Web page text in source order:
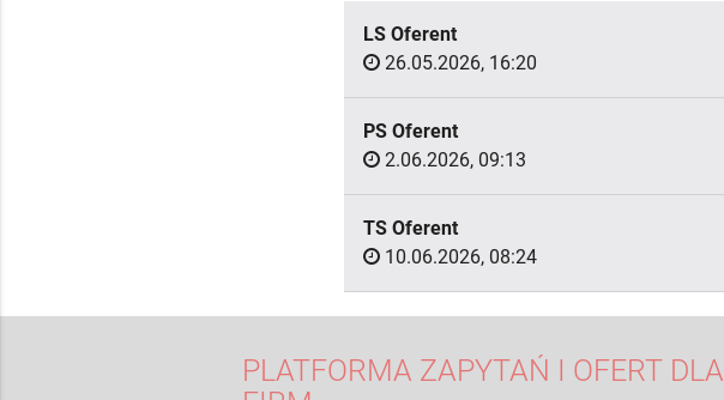
LS Oferent
26.05.2026, 16:20
PS Oferent
2.06.2026, 09:13
TS Oferent
10.06.2026, 08:24
PLATFORMA ZAPYTAŃ I OFERT DLA